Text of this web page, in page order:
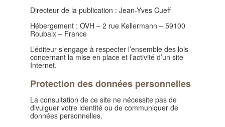
Directeur de la publication : Jean-Yves Cueff
Hébergement : OVH – 2 rue Kellermann – 59100
Roubaix – France
L’éditeur s’engage à respecter l’ensemble des lois
concernant la mise en place et l’activité d’un site
Internet.
Protection des données personnelles
La consultation de ce site ne nécessite pas de
divulguer votre identité ou de communiquer de
données personnelles.